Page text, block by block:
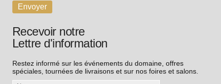
Recevoir notre
Lettre d'information
Restez informé sur les événements du domaine, offres
spéciales, tournées de livraisons et sur nos foires et salons.